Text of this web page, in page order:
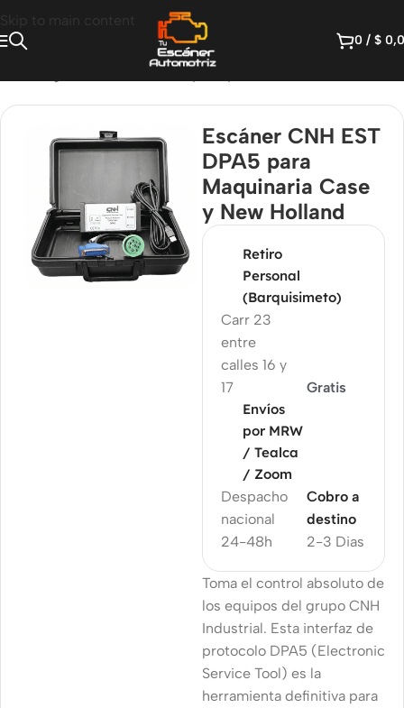
Skip to main content
0 / $
Escáner CNH EST
DPA5 para
Maquinaria Case
y New Holland
Retiro
Personal
(Barquisimeto)
Carr 23
entre
calles 16 y
17
Gratis
Envíos
por MRW
/ Tealca
/ Zoom
Despacho
nacional
24-48h
2-3 Dias
Cobro a
destino
Toma el control absoluto de
los equipos del grupo CNH
Industrial. Esta interfaz de
protocolo DPA5 (Electronic
Service Tool) es la
herramienta definitiva para